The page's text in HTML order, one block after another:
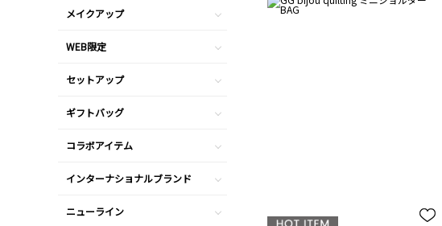
メイクアップ
WEB限定
セットアップ
ギフトバッグ
コラボアイテム
インターナショナルブランド
ニューライン